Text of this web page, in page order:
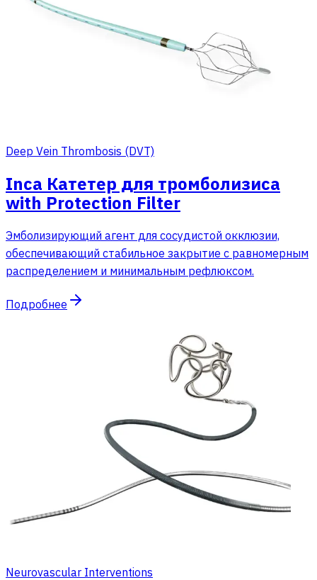
Deep Vein Thrombosis (DVT)
Inca Катетер для тромболизиса
with Protection Filter
Эмболизирующий агент для сосудистой окклюзии,
обеспечивающий стабильное закрытие с равномерным
распределением и минимальным рефлюксом.
Подробнее
Neurovascular Interventions